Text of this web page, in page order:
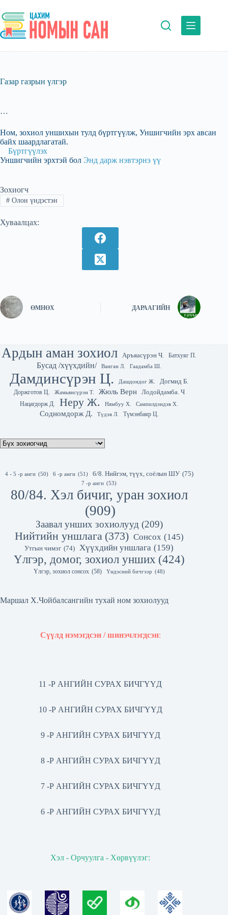
to
content
Газар газрын үлгэр
…
Ном, зохиол уншихын тулд бүртгүүлж, Уншигчийн эрх авсан
байх шаардлагатай.
Бүртгүүлэх
Уншигчийн эрхтэй бол Энд дарж нэвтэрнэ үү
Зохиогч
#Олон үндэстэн
Хуваалцах:
ӨМНӨХ ДАРААГИЙН
Ардын аман зохиол Аръяасүрэн Ч. Батхуяг П.
Бусад /хүүхдийн/ Ванган Л. Гаадамба Ш.
Дамдинсүрэн Ц. Дашдондог Ж.
Догмид Б.
Доржготов Ц.
Жамьянсүрэн Т. Жюль Верн Лодойдамба. Ч
Нацагдорж Д. Неру Ж. Нямбуу Х. Сампилдэндэв Х.
Содномдорж Д. Түдэв Л. Түмэнбаяр Ц.
4 - 5 -р анги (50) 6 -р анги (51) 6/8. Нийгэм, түүх, соёлын ШУ (75)
7 -р анги (53)
80/84. Хэл бичиг, уран зохиол
(909)
Заавал унших зохиолууд (209)
Нийтийн уншлага (373) Сонсох (145)
Утгын чимэг (74) Хүүхдийн уншлага (159)
Үлгэр, домог, зохиол унших (424)
Үлгэр, зохиол сонсох (58) Үндэсний бичгээр (48)
Маршал Х.Чойбалсангийн тухай ном зохиолууд
Сүүлд нэмэгдсэн / шинэчлэгдсэн:
11 -Р АНГИЙН СУРАХ БИЧГҮҮД
10 -Р АНГИЙН СУРАХ БИЧГҮҮД
9 -Р АНГИЙН СУРАХ БИЧГҮҮД
8 -Р АНГИЙН СУРАХ БИЧГҮҮД
7 -Р АНГИЙН СУРАХ БИЧГҮҮД
6 -Р АНГИЙН СУРАХ БИЧГҮҮД
Хэл - Орчуулга - Хөрвүүлэг: